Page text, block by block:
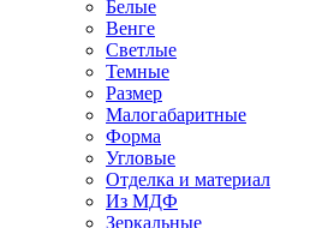
Белые
Венге
Светлые
Темные
Размер
Малогабаритные
Форма
Угловые
Отделка и материал
Из МДФ
Зеркальные